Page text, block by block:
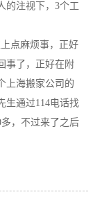
的注视下，3个工
点麻烦事，正好
事了，正好在附
上海搬家公司的
生通过114电话找
多，不过来了之后